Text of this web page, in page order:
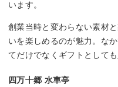
います。
創業当時と変わらない素材
いを楽しめるのが魅力。な
てだけでなくギフトとしても
四万十郷 水車亭